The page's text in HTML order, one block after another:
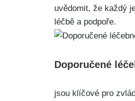
uvědomit, že každý
léčbě a podpoře.
Doporučené
jsou klíčové pro